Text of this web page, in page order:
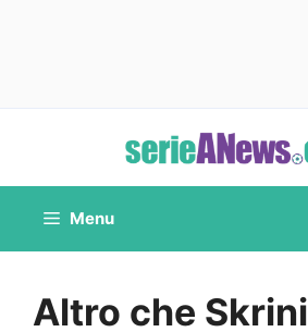
contenuto
Menu
Altro che